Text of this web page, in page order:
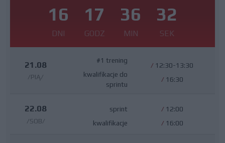
16
DNI
17
GODZ
36
MIN
32
SEK
21.08
/PIĄ/
#1 trening
kwalifikacje do
sprintu
/ 12:30-13:30
/ 16:30
22.08
/SOB/
sprint
kwalifikacje
/ 12:00
/ 16:00